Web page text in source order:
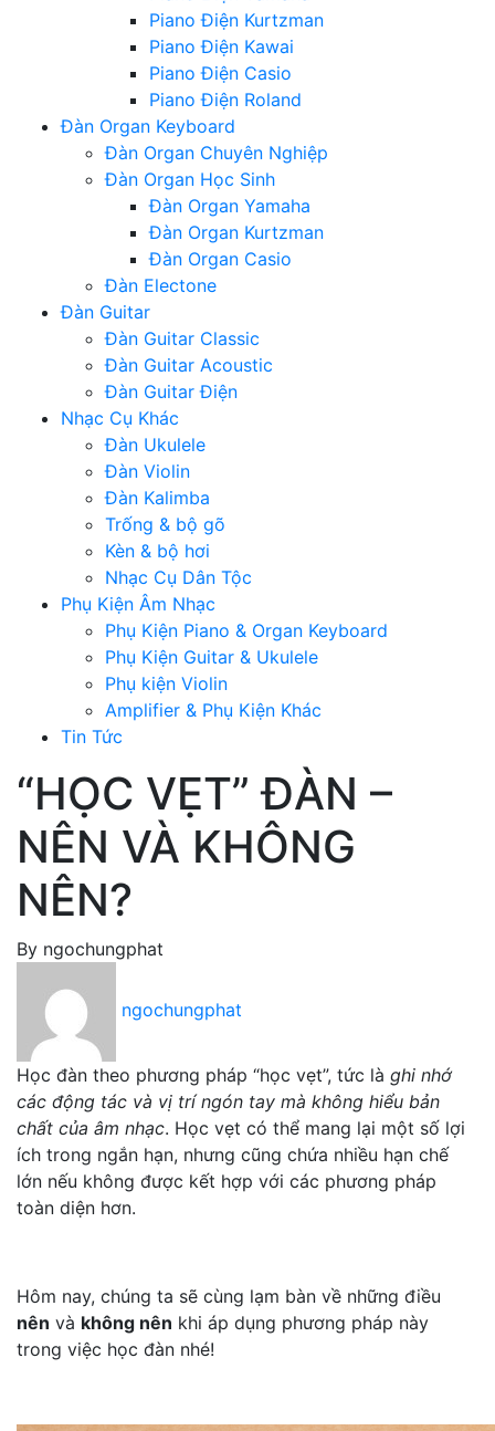
Piano Điện Kurtzman
Piano Điện Kawai
Piano Điện Casio
Piano Điện Roland
Đàn Organ Keyboard
Đàn Organ Chuyên Nghiệp
Đàn Organ Học Sinh
Đàn Organ Yamaha
Đàn Organ Kurtzman
Đàn Organ Casio
Đàn Electone
Đàn Guitar
Đàn Guitar Classic
Đàn Guitar Acoustic
Đàn Guitar Điện
Nhạc Cụ Khác
Đàn Ukulele
Đàn Violin
Đàn Kalimba
Trống & bộ gõ
Kèn & bộ hơi
Nhạc Cụ Dân Tộc
Phụ Kiện Âm Nhạc
Phụ Kiện Piano & Organ Keyboard
Phụ Kiện Guitar & Ukulele
Phụ kiện Violin
Amplifier & Phụ Kiện Khác
Tin Tức
“HỌC VẸT” ĐÀN –
NÊN VÀ KHÔNG
NÊN?
By ngochungphat
ngochungphat
Học đàn theo phương pháp “học vẹt”, tức là ghi nhớ
các động tác và vị trí ngón tay mà không hiểu bản
chất của âm nhạc. Học vẹt có thể mang lại một số lợi
ích trong ngắn hạn, nhưng cũng chứa nhiều hạn chế
lớn nếu không được kết hợp với các phương pháp
toàn diện hơn.
Hôm nay, chúng ta sẽ cùng lạm bàn về những điều
nên và không nên khi áp dụng phương pháp này
trong việc học đàn nhé!